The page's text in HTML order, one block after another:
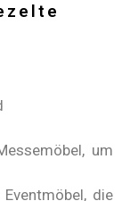
um
die